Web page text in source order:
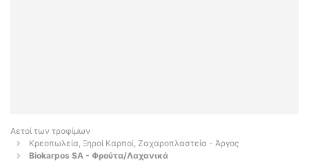
Αετοί των τροφίμων
Κρεοπωλεία, Ξηροί Καρποί, Ζαχαροπλαστεία - Άργος
Biokarpos SA - Φρούτα/Λαχανικά